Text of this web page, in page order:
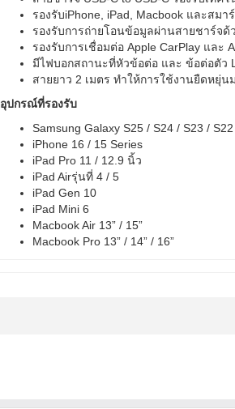
รองรับiPhone, iPad, Macbook และสมา
รองรับการถ่ายโอนข้อมูลผ่านสายชาร์จด้
รองรับการเชื่อมต่อ Apple CarPlay และ
มีไฟบอกสถานะที่หัวข้อต่อ และ ข้อต่อตัว
สายยาว 2 เมตร ทำให้การใช้งานยืดหยุ่น
อุปกรณ์ที่รองรับ
Samsung Galaxy S25 / S24 / S23 / S22
iPhone 16 / 15 Series
iPad Pro 11 / 12.9 นิ้ว
iPad Airรุ่นที่ 4 / 5
iPad Gen 10
iPad Mini 6
Macbook Air 13” / 15”
Macbook Pro 13” / 14” / 16”